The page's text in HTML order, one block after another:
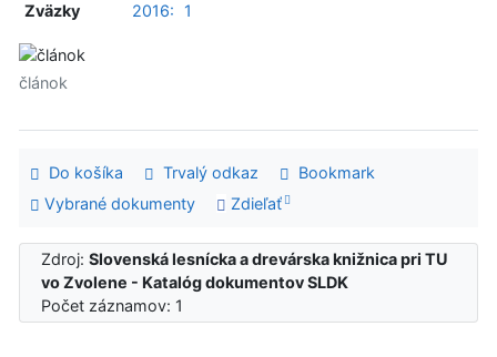
Zväzky
2016: 1
článok
Do košíka Trvalý odkaz
Bookmark
Vybrané dokumenty
Zdieľať
Zdroj:Slovenská lesnícka a drevárska knižnica pri TU
vo Zvolene - Katalóg dokumentov SLDK
Počet záznamov: 1